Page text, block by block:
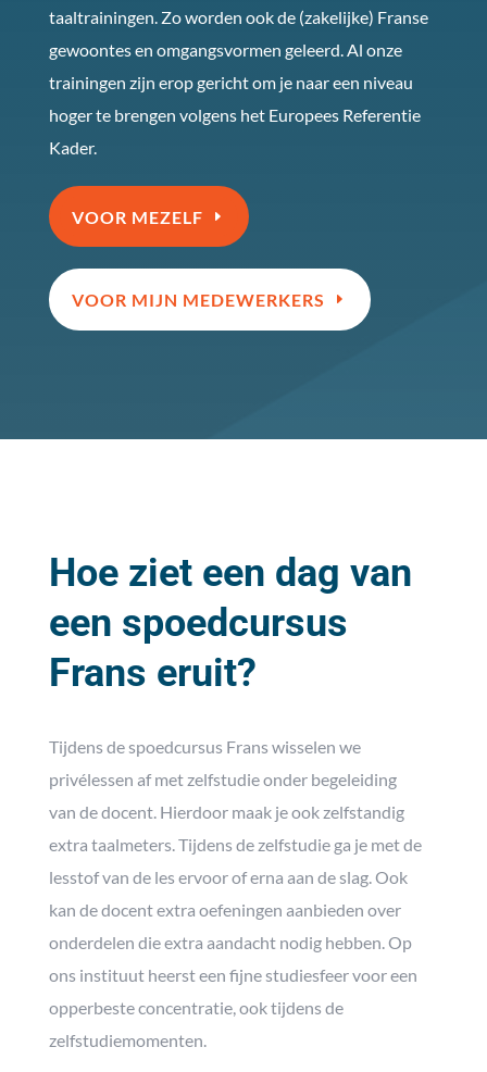
taaltrainingen. Zo worden ook de (zakelijke) Franse
gewoontes en omgangsvormen geleerd. Al onze
trainingen zijn erop gericht om je naar een niveau
hoger te brengen volgens het Europees Referentie
Kader.
VOOR MEZELF
VOOR MIJN MEDEWERKERS
Hoe ziet een dag van
een spoedcursus
Frans eruit?
Tijdens de spoedcursus Frans wisselen we
privélessen af met zelfstudie onder begeleiding
van de docent. Hierdoor maak je ook zelfstandig
extra taalmeters. Tijdens de zelfstudie ga je met de
lesstof van de les ervoor of erna aan de slag. Ook
kan de docent extra oefeningen aanbieden over
onderdelen die extra aandacht nodig hebben. Op
ons instituut heerst een fijne studiesfeer voor een
opperbeste concentratie, ook tijdens de
zelfstudiemomenten.